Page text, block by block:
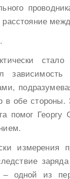
стало
в обе стороны.
помог
измерения
– одной из